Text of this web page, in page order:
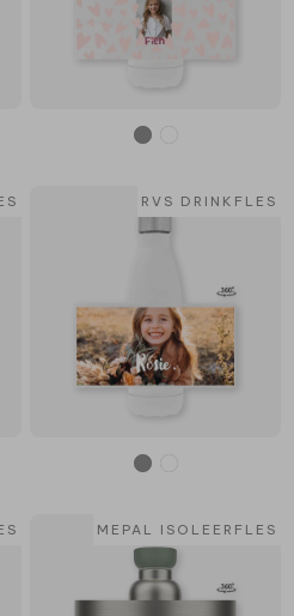
RVS DRINKFLES
MEPAL ISOLEERFLES